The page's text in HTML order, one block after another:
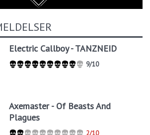
Electric Callboy - TANZNEID
9/10
Axemaster - Of Beasts And
Plagues